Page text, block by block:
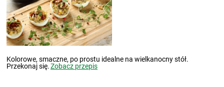
Kolorowe, smaczne, po prostu idealne na wielkanocny stół.
Przekonaj się.Zobacz przepis